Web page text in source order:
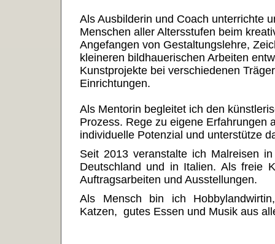
Als Ausbilderin und Coach unterrichte
Menschen aller Altersstufen beim
Angefangen von Gestaltungslehre,
kleineren bildhauerischen Arbeiten
Kunstprojekte bei verschiedenen
Einrichtungen.
Als Mentorin begleitet ich den
Prozess. Rege zu eigene Erfahrungen
individuelle Potenzial und unterstütze
Seit 2013 veranstalte ich Malreisen
Deutschland und in Italien. Als freie
Auftragsarbeiten und Ausstellungen.
Als Mensch bin ich
Katzen, gutes Essen und Musik aus